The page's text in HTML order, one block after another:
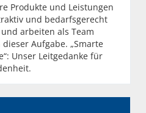
Produkte und Leistungen
und bedarfsgerecht
arbeiten als Team
Aufgabe. „Smarte
Unser Leitgedanke für